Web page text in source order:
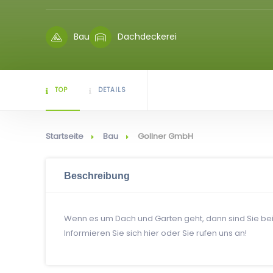
Bau Dachdeckerei
TOP DETAILS
Startseite Bau Gollner GmbH
Beschreibung
Wenn es um Dach und Garten geht, dann sind Sie
Informieren Sie sich hier oder Sie rufen uns an!